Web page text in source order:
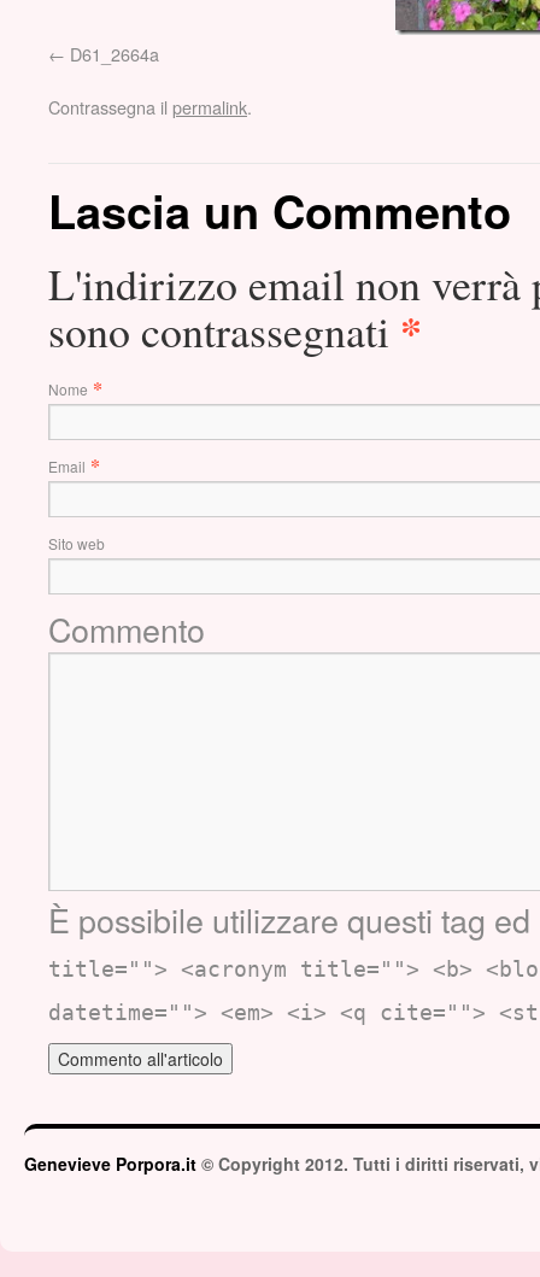
D61_2664a
Contrassegna il permalink.
Lascia un Commento
L'indirizzo email non
sono contrassegnati *
Nome *
Email *
Sito web
Commento
È possibile utilizzare questi tag
title=""> <acronym title=""> <b>
datetime=""> <em> <i> <q cite="">
Genevieve Porpora.it © Copyright 2012. Tutti i diritti riservati,